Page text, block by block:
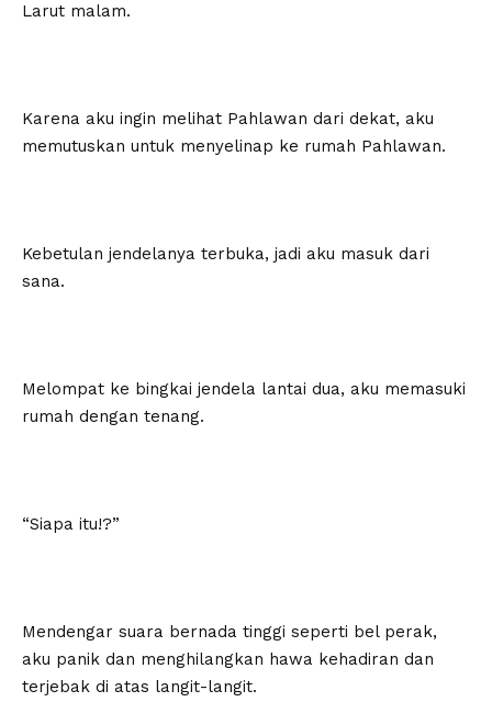
Larut malam.
Karena aku ingin melihat Pahlawan dari dekat, aku
memutuskan untuk menyelinap ke rumah Pahlawan.
Kebetulan jendelanya terbuka, jadi aku masuk dari
sana.
Melompat ke bingkai jendela lantai dua, aku memasuki
rumah dengan tenang.
“Siapa itu!?”
Mendengar suara bernada tinggi seperti bel perak,
aku panik dan menghilangkan hawa kehadiran dan
terjebak di atas langit-langit.